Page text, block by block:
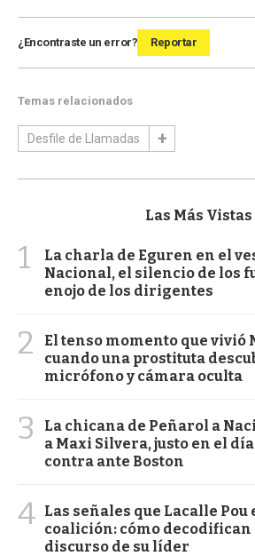
¿Encontraste un error? Reportar
Temas relacionados
Desfile de Llamadas
Las Más Vistas
1
La charla de Eguren en el
Nacional, el silencio de los
enojo de los dirigentes
2
El tenso momento que vivió
cuando una prostituta
micrófono y cámara oculta
3
La chicana de Peñarol a
a Maxi Silvera, justo en el
contra ante Boston
4 Las señales que Lacalle Pou
coalición: cómo decodifican
discurso de su líder